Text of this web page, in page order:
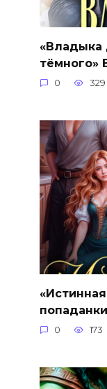
«Владыка
тёмного»
0 329
0 173